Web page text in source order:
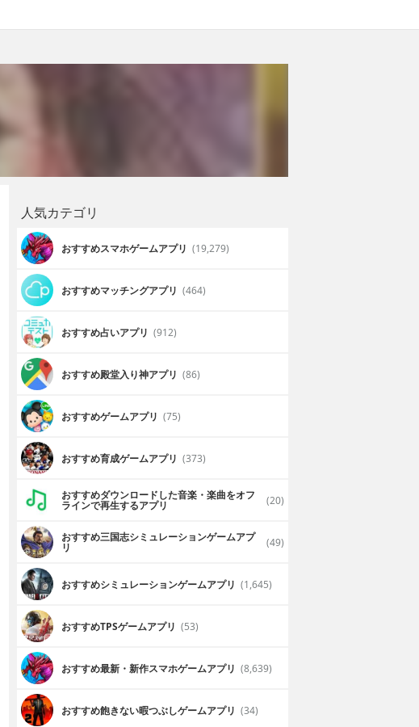
人気カテゴリ
おすすめスマホゲームアプリ (19,279)
おすすめマッチングアプリ (464)
おすすめ占いアプリ (912)
おすすめ殿堂入り神アプリ (86)
おすすめゲームアプリ (75)
おすすめ育成ゲームアプリ (373)
おすすめダウンロードした音楽・楽曲をオフ
ラインで再生するアプリ (20)
おすすめ三国志シミュレーションゲームアプ
リ (49)
おすすめシミュレーションゲームアプリ (1,645)
おすすめTPSゲームアプリ (53)
おすすめ最新・新作スマホゲームアプリ (8,639)
おすすめ飽きない暇つぶしゲームアプリ (34)